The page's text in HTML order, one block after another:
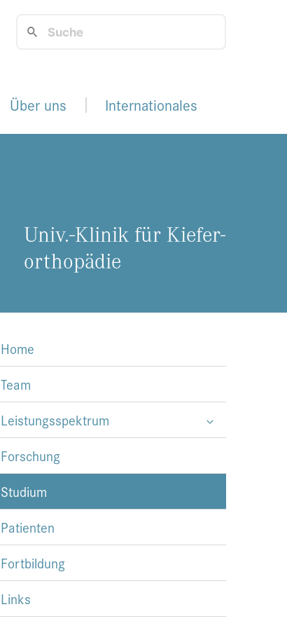
Über uns Internationales
Univ.-Kli­nik für Kie­fer­
or­tho­pä­die
Home
Team
Leistungsspektrum
Forschung
Studium
Patienten
Fortbildung
Links